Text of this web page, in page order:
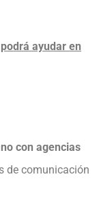
ayudar en
con agencias
de comunicación